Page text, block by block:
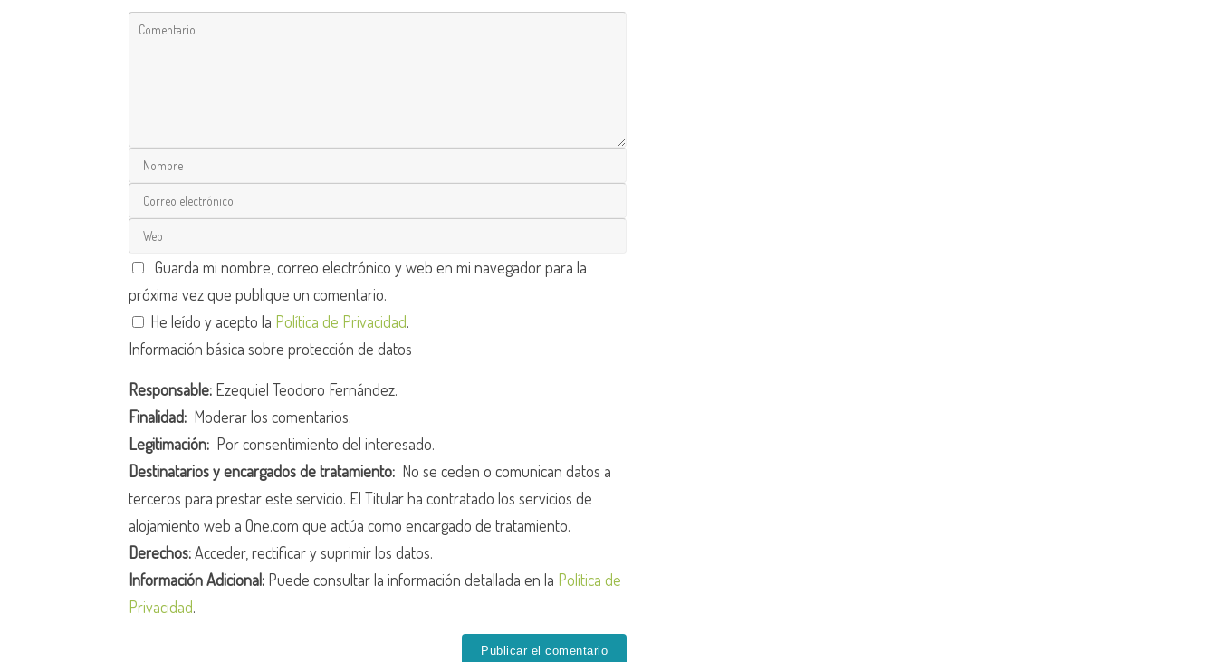
Guarda mi nombre, correo electrónico y web en mi navegador para la
próxima vez que publique un comentario.
He leído y acepto la Política de Privacidad.
Información básica sobre protección de datos
Responsable: Ezequiel Teodoro Fernández.
Finalidad: Moderar los comentarios.
Legitimación: Por consentimiento del interesado.
Destinatarios y encargados de tratamiento: No se ceden o comunican datos a
terceros para prestar este servicio. El Titular ha contratado los servicios de
alojamiento web a One.com que actúa como encargado de tratamiento.
Derechos:Acceder, rectificar y suprimir los datos.
Información Adicional: Puede consultar la información detallada en la Política de
Privacidad.